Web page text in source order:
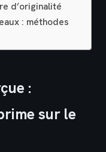
d’originalité
: méthodes
:
sur le